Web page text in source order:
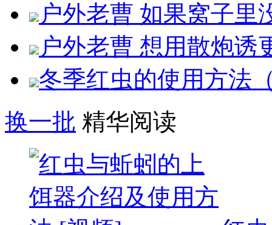
户外老曹 如果窝子里
户外老曹 想用散炮诱
冬季红虫的使用方法
换一批 精华阅读